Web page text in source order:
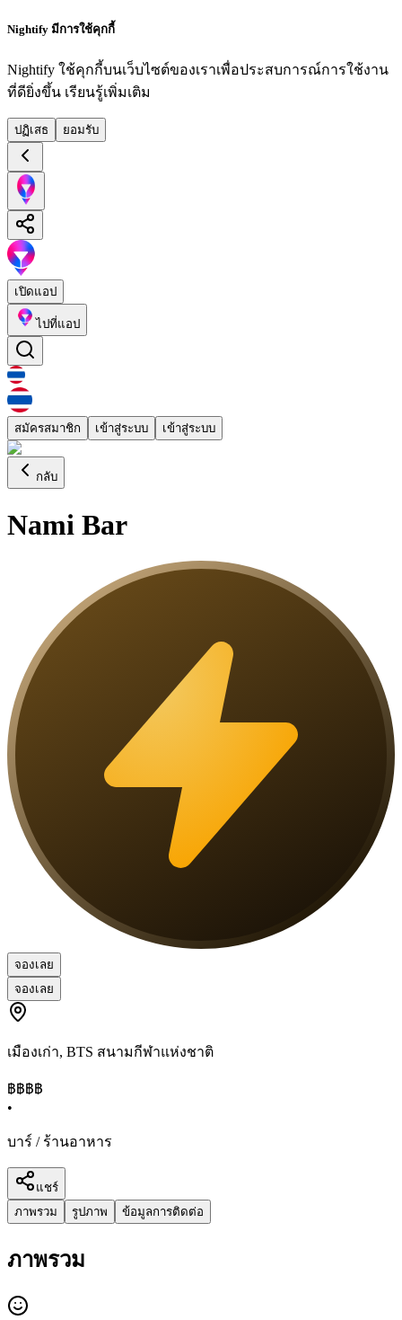
Nightify มีการใช้คุกกี้
Nightify ใช้คุกกี้บนเว็บไซต์ของเราเพื่อประสบการณ์การใช้งาน
ที่ดียิ่งขึ้น เรียนรู้เพิ่มเติม
ปฏิเสธ ยอมรับ
เปิดแอป
ไปที่แอป
สมัครสมาชิก เข้าสู่ระบบ เข้าสู่ระบบ
กลับ
Nami Bar
จองเลย
จองเลย
เมืองเก่า, BTS สนามกีฬาแห่งชาติ
฿฿฿฿
•
บาร์ / ร้านอาหาร
แชร์
ภาพรวม
รูปภาพ ข้อมูลการติดต่อ
ภาพรวม